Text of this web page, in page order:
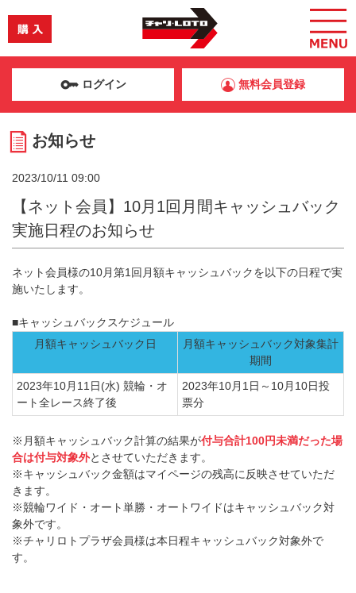
ログイン 無料会員登録
お知らせ
2023/10/11 09:00
【ネット会員】10月1回月間キャッシュバック
実施日程のお知らせ
ネット会員様の10月第1回月額キャッシュバックを以下の日程で実
施いたします。
■キャッシュバックスケジュール
月額キャッシュバック日
月額キャッシュバック対象集計
期間
2023年10月11日(水) 競輪・オ
ート全レース終了後
2023年10月1日～10月10日投
票分
※月額キャッシュバック計算の結果が付与合計100円未満だった場
合は付与対象外とさせていただきます。
※キャッシュバック金額はマイページの残高に反映させていただ
きます。
※競輪ワイド・オート単勝・オートワイドはキャッシュバック対
象外です。
※チャリロトプラザ会員様は本日程キャッシュバック対象外で
す。